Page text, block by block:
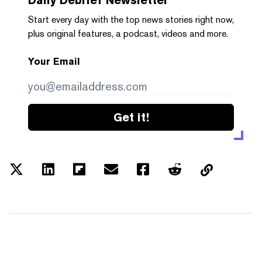
Start every day with the top news stories right now,
plus original features, a podcast, videos and more.
Your Email
Get it!